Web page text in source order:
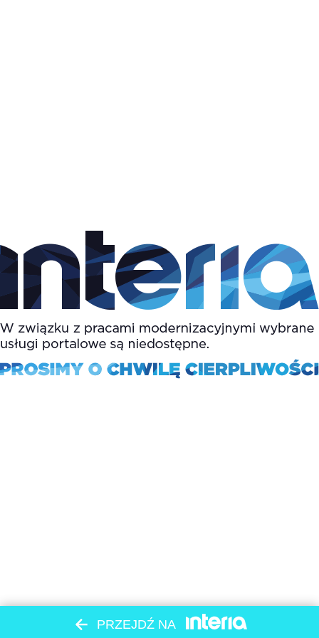
PRZEJDŹ NA